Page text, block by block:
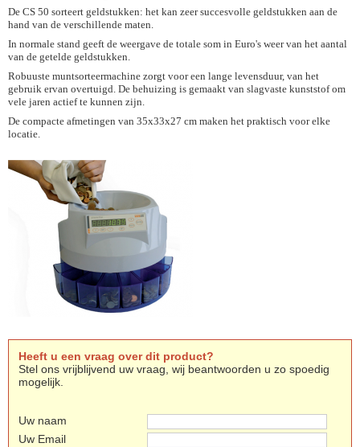
De CS 50 sorteert geldstukken: het kan zeer succesvolle geldstukken aan de
hand van de verschillende maten.
In normale stand geeft de weergave de totale som in Euro's weer van het aantal
van de getelde geldstukken.
Robuuste muntsorteermachine zorgt voor een lange levensduur, van het
gebruik ervan overtuigd. De behuizing is gemaakt van slagvaste kunststof om
vele jaren actief te kunnen zijn.
De compacte afmetingen van 35x33x27 cm maken het praktisch voor elke
locatie.
Heeft u een vraag over dit product?
Stel ons vrijblijvend uw vraag, wij beantwoorden u zo spoedig
mogelijk.
Uw naam
Uw Email